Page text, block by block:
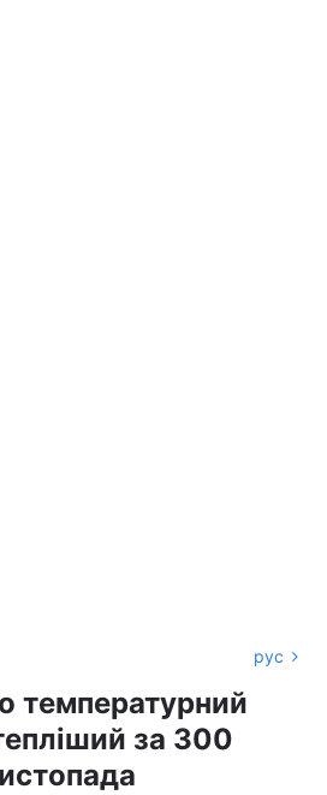
рус
температурний
за 300